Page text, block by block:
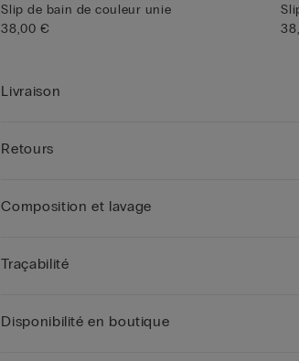
Slip de bain de couleur unie
38,00 €
Livraison
Retours
Composition et lavage
Traçabilité
Disponibilité en boutique